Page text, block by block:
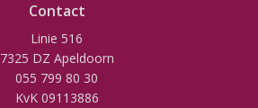
Contact
Linie 516
7325 DZ Apeldoorn
055 799 80 30
KvK 09113886